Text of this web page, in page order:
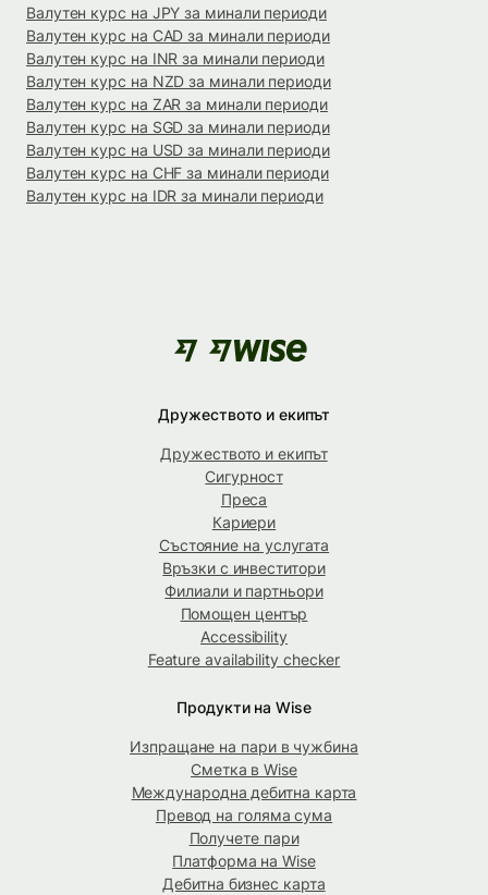
Валутен курс на JPY за минали периоди
Валутен курс на CAD за минали периоди
Валутен курс на INR за минали периоди
Валутен курс на NZD за минали периоди
Валутен курс на ZAR за минали периоди
Валутен курс на SGD за минали периоди
Валутен курс на USD за минали периоди
Валутен курс на CHF за минали периоди
Валутен курс на IDR за минали периоди
Дружеството и екипът
Дружеството и екипът
Сигурност
Преса
Кариери
Състояние на услугата
Връзки с инвеститори
Филиали и партньори
Помощен център
Accessibility
Feature availability checker
Продукти на Wise
Изпращане на пари в чужбина
Сметка в Wise
Международна дебитна карта
Превод на голяма сума
Получете пари
Платформа на Wise
Дебитна бизнес карта